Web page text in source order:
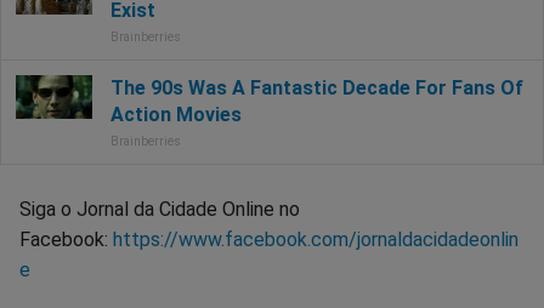
Siga o Jornal da Cidade Online no
Facebook: https://www.facebook.com/jornaldacidadeonlin
e